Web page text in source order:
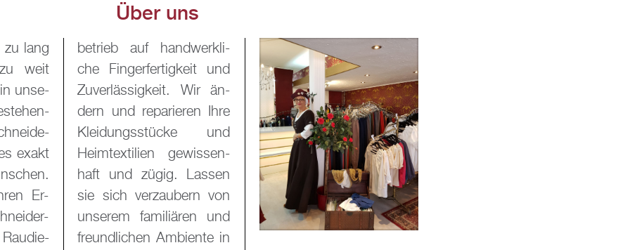
Über uns
zu lang
weit
un­se­
exakt
Er­
und
Wir än­
Ihre
und
von
und
in